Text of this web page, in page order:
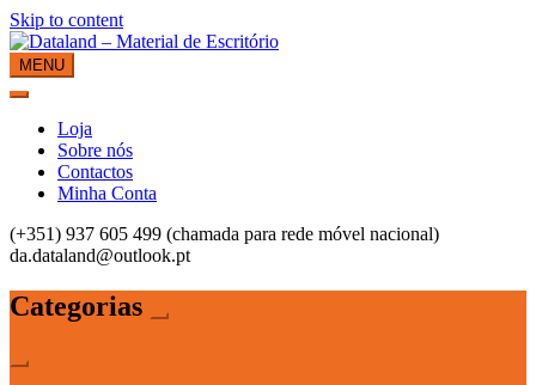
Skip to content
Dataland – Material de Escritório
Material de Escritório
MENU
Loja
Sobre nós
Contactos
Minha Conta
(+351) 937 605 499 (chamada para rede móvel nacional)
da.dataland@outlook.pt
Categorias